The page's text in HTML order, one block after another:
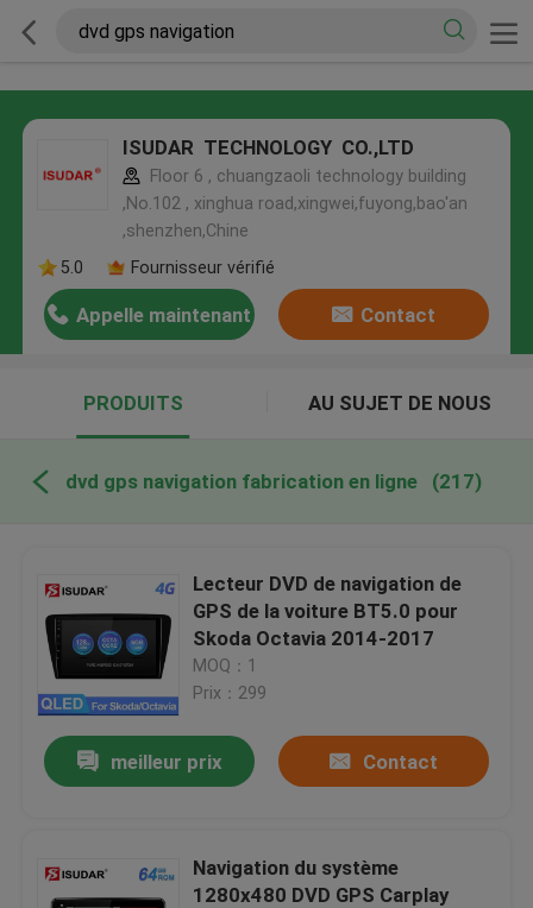
ISUDAR TECHNOLOGY CO.,LTD
Floor 6 , chuangzaoli technology building
,No.102 , xinghua road,xingwei,fuyong,bao'an
,shenzhen,Chine
5.0
Fournisseur vérifié
Appelle maintenant Contact
PRODUITS AU SUJET DE NOUS
dvd gps navigation fabrication en ligne (217)
Lecteur DVD de navigation de
GPS de la voiture BT5.0 pour
Skoda Octavia 2014-2017
MOQ：1
Prix：299
meilleur prix Contact
Navigation du système
1280x480 DVD GPS Carplay